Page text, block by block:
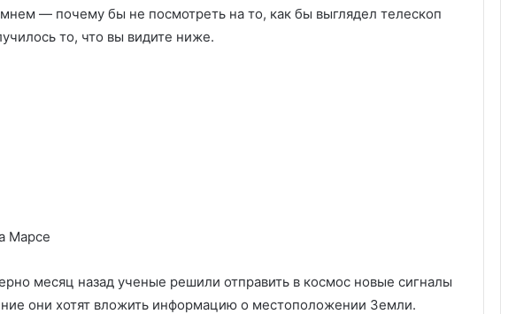
— почему бы не посмотреть на то, как бы выглядел телескоп
то, что вы видите ниже.
Марсе
месяц назад ученые решили отправить в космос новые сигналы
они хотят вложить информацию о местоположении Земли.